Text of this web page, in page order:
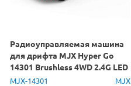
Радиоуправляемая машина
для дрифта MJX Hyper Go
14301 Brushless 4WD 2.4G LED
1/14 RTR
MJX-14301 MJX